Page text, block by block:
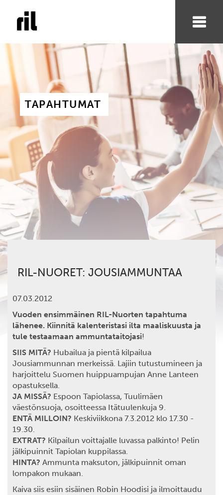
TAPAHTUMAT
RIL-NUORET: JOUSIAMMUNTAA
07.03.2012
Vuoden ensimmäinen RIL-Nuorten tapahtuma
lähenee. Kiinnitä kalenteristasi ilta maaliskuusta ja
tule testaamaan ammuntataitojasi!
SIIS MITÄ? Hubailua ja pientä kilpailua
Jousiammunnan merkeissä. Lajiin tutustumineen ja
harjoittelu Suomen huippuampujan Anne Lanteen
opastuksella.
JA MISSÄ? Espoon Tapiolassa, Tuulimäen
väestönsuoja, osoitteessa Itätuulenkuja 9.
ENTÄ MILLOIN? Keskiviikkona 7.3.2012 klo 17.30 -
19.30.
EXTRAT? Kilpailun voittajalle luvassa palkinto! Pelin
jälkipuinnit Tapiolan kuppilassa.
HINTA? Ammunta maksuton, jälkipuinnit oman
lompakon mukaan.
Kaiva siis esiin sisäinen Robin Hoodisi ja ilmoittaudu